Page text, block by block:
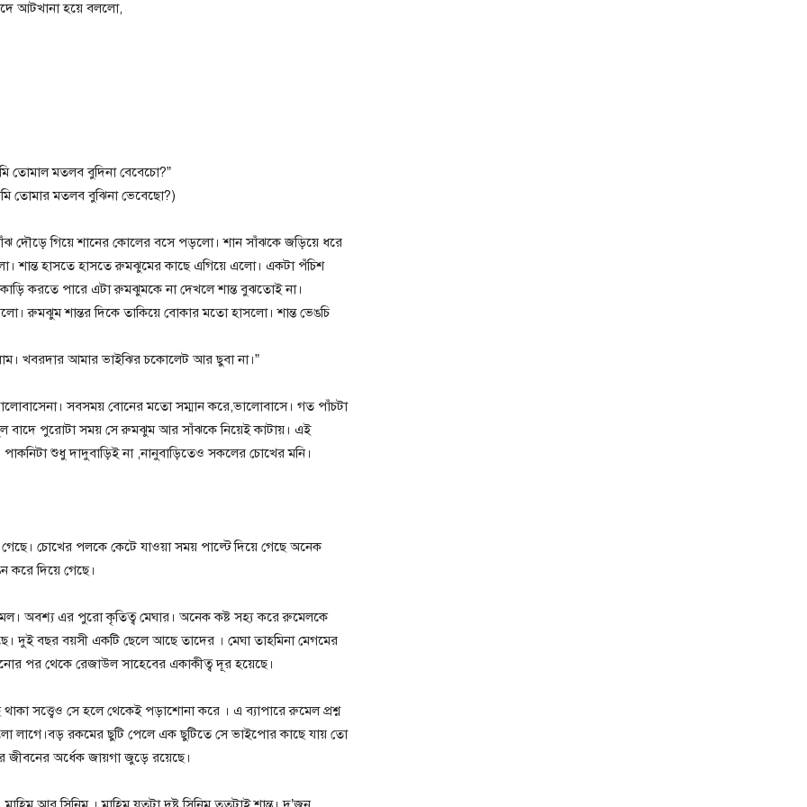
আটখানা হয়ে বললো,
মতলব বুদিনা বেবেচো?”
তোমার মতলব বুঝিনা ভেবেছো?)
দৌড়ে গিয়ে শানের কোলের বসে পড়লো। শান সাঁঝকে জড়িয়ে ধরে
শান্ত হাসতে হাসতে রুমঝুমের কাছে এগিয়ে এলো। একটা পঁচিশ
করতে পারে এটা রুমঝুমকে না দেখলে শান্ত বুঝতোই না।
রুমঝুম শান্তর দিকে তাকিয়ে বোকার মতো হাসলো। শান্ত ভেঙচি
খবরদার আমার ভাইঝির চকোলেট আর ছুবা না।”
সবসময় বোনের মতো সম্মান করে,ভালোবাসে। গত পাঁচটা
বাদে পুরোটা সময় সে রুমঝুম আর সাঁঝকে নিয়েই কাটায়। এই
শুধু দাদুবাড়িই না ,নানুবাড়িতেও সকলের চোখের মনি।
চোখের পলকে কেটে যাওয়া সময় পাল্টে দিয়ে গেছে অনেক
করে দিয়ে গেছে।
অবশ্য এর পুরো কৃতিত্ব মেঘার। অনেক কষ্ট সহ্য করে রুমেলকে
দুই বছর বয়সী একটি ছেলে আছে তাদের । মেঘা তাহমিনা মেগমের
পর থেকে রেজাউল সাহেবের একাকীত্ব দূর হয়েছে।
থাকা সত্ত্বেও সে হলে থেকেই পড়াশোনা করে । এ ব্যাপারে রুমেল প্রশ্ন
লাগে।বড় রকমের ছুটি পেলে এক ছুটিতে সে ভাইপোর কাছে যায় তো
জীবনের অর্ধেক জায়গা জুড়ে রয়েছে।